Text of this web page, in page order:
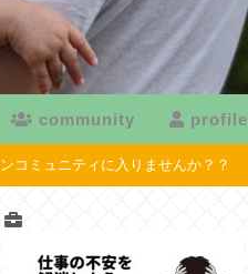
community profile
コミュニティに入りませんか？？